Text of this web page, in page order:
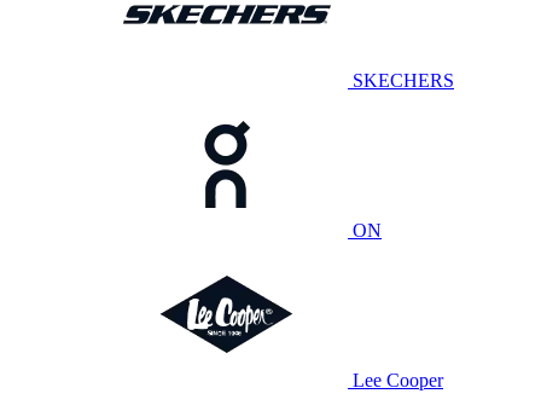
SKECHERS
ON
Lee Cooper